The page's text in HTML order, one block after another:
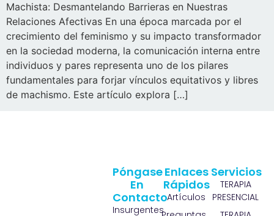
Machista: Desmantelando Barrieras en Nuestras
Relaciones Afectivas En una época marcada por el
crecimiento del feminismo y su impacto transformador
en la sociedad moderna, la comunicación interna entre
individuos y pares representa uno de los pilares
fundamentales para forjar vínculos equitativos y libres
de machismo. Este artículo explora […]
Servicios
TERAPIA
PRESENCIAL
Enlaces
Rápidos
Artículos
Póngase
En
Contacto
Insurgentes